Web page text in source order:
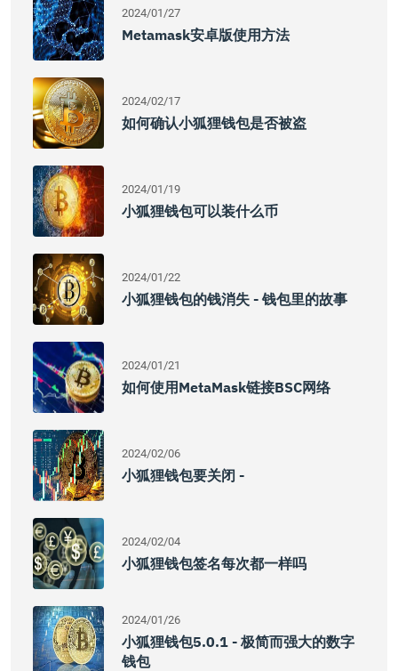
2024/01/27
Metamask安卓版使用方法
2024/02/17
如何确认小狐狸钱包是否被盗
2024/01/19
小狐狸钱包可以装什么币
2024/01/22
小狐狸钱包的钱消失 - 钱包里的故事
2024/01/21
如何使用MetaMask链接BSC网络
2024/02/06
小狐狸钱包要关闭 -
2024/02/04
小狐狸钱包签名每次都一样吗
2024/01/26
小狐狸钱包5.0.1 - 极简而强大的数字
钱包